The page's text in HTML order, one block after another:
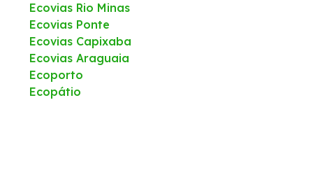
Ecovias Rio Minas
Ecovias Ponte
Ecovias Capixaba
Ecovias Araguaia
Ecoporto
Ecopátio